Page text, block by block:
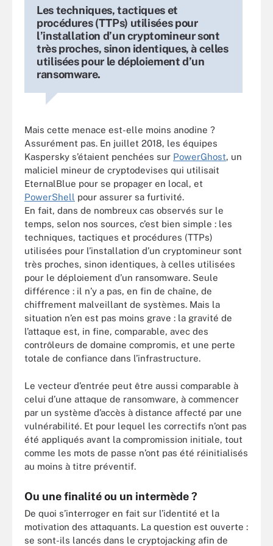
Les techniques, tactiques et
procédures (TTPs) utilisées pour
l’installation d’un cryptomineur sont
très proches, sinon identiques, à celles
utilisées pour le déploiement d’un
ransomware.
Mais cette menace est-elle moins anodine ?
Assurément pas. En juillet 2018, les équipes
Kaspersky s’étaient penchées sur PowerGhost, un
maliciel mineur de cryptodevises qui utilisait
EternalBlue pour se propager en local, et
PowerShell pour assurer sa furtivité.
En fait, dans de nombreux cas observés sur le
temps, selon nos sources, c’est bien simple : les
techniques, tactiques et procédures (TTPs)
utilisées pour l’installation d’un cryptomineur sont
très proches, sinon identiques, à celles utilisées
pour le déploiement d’un ransomware. Seule
différence : il n’y a pas, en fin de chaîne, de
chiffrement malveillant de systèmes. Mais la
situation n’en est pas moins grave : la gravité de
l’attaque est, in fine, comparable, avec des
contrôleurs de domaine compromis, et une perte
totale de confiance dans l’infrastructure.
Le vecteur d’entrée peut être aussi comparable à
celui d’une attaque de ransomware, à commencer
par un système d’accès à distance affecté par une
vulnérabilité. Et pour lequel les correctifs n’ont pas
été appliqués avant la compromission initiale, tout
comme les mots de passe n’ont pas été réinitialisés
au moins à titre préventif.
Ou une finalité ou un intermède ?
De quoi s’interroger en fait sur l’identité et la
motivation des attaquants. La question est ouverte :
se sont-ils lancés dans le cryptojacking afin de